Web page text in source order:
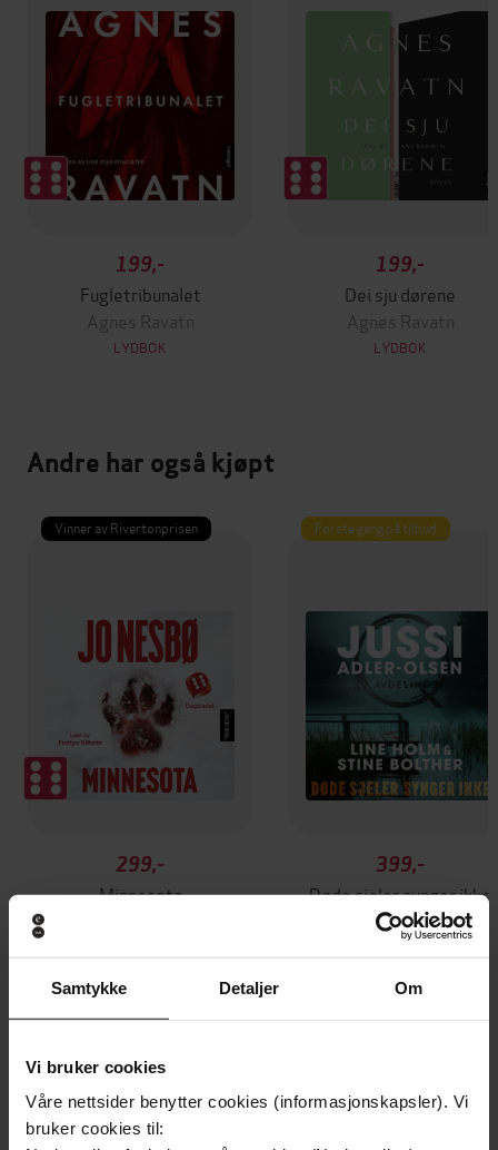
Samtykke Detaljer Om
Vi bruker cookies
Våre nettsider benytter cookies (informasjonskapsler). Vi
bruker cookies til:
199,-
Fugletribunalet
Agnes Ravatn
LYDBOK
199,-
Dei sju dørene
Agnes Ravatn
LYDBOK
Andre har også kjøpt
Vinner av Rivertonprisen
299,-
Minnesota
Første gang på tilbud
399,-
Døde sjeler synger ikke
Jussi Adler-Olsen
LYDBOK
Forfattere Agnes Ravatn
Jørgensen(innleser)
Forlag Samlaget